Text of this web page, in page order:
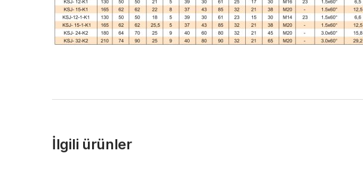
İlgili ürünler